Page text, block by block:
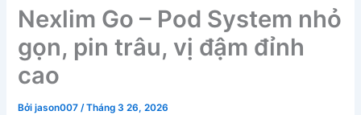
Nexlim Go – Pod System nhỏ
gọn, pin trâu, vị đậm đỉnh
cao
Bởijason007/Tháng 3 26, 2026